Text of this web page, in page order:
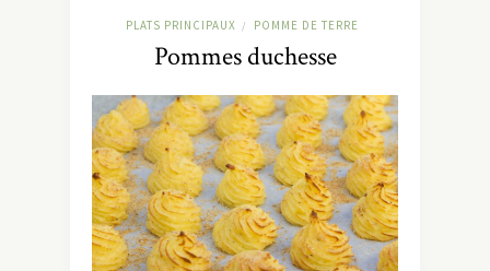
PLATS PRINCIPAUX / POMME DE TERRE
Pommes duchesse